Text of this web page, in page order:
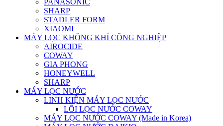
PANASONIC
SHARP
STADLER FORM
XIAOMI
MÁY LỌC KHÔNG KHÍ CÔNG NGHIỆP
AIROCIDE
COWAY
GIA PHONG
HONEYWELL
SHARP
MÁY LỌC NƯỚC
LINH KIỆN MÁY LỌC NƯỚC
LÕI LỌC NƯỚC COWAY
MÁY LỌC NƯỚC COWAY (Made in Korea)